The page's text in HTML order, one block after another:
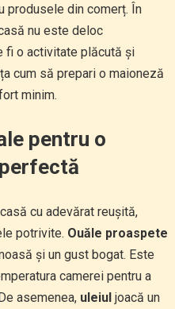
produsele din comerț. În
nu este deloc
fi o activitate plăcută și
cum să prepari o maioneză
minim.
pentru o
cu adevărat reușită,
potrivite. Ouăle proaspete
și un gust bogat. Este
camerei pentru a
asemenea, uleiuljoacă un